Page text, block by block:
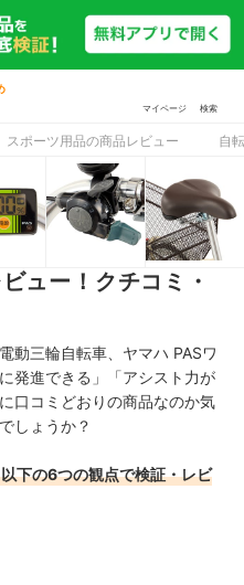
マイページ 検索
スポーツ用品の商品レビュー 自
ュー！クチコミ・
動三輪自転車、ヤマハ PASワ
発進できる」「アシスト力が
口コミどおりの商品なのか気
しょうか？
下の6つの観点で検証・レビ